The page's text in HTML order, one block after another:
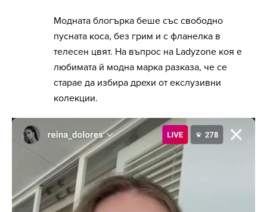
Модната блогърка беше със свободно
пусната коса, без грим и с фланелка в
телесен цвят. На въпрос на Ladyzone коя е
любимата й модна марка разказа, че се
старае да избира дрехи от екслузивни
колекции.